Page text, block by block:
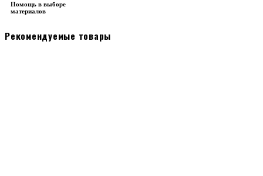
Помощь в выборе
материалов
Рекомендуемые товары